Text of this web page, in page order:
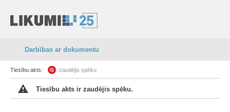
Darbības ar dokumentu
Tiesību akts: zaudējis spēku
Tiesību akts ir zaudējis spēku.